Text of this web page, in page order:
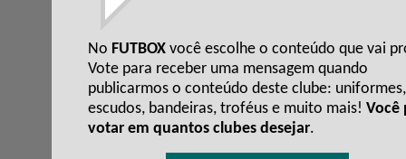
No FUTBOX você escolhe o conteúdo que vai
Vote para receber uma mensagem quando
publicarmos o conteúdo deste clube: uniformes,
escudos, bandeiras, troféus e muito mais! Você
votar em quantos clubes desejar.